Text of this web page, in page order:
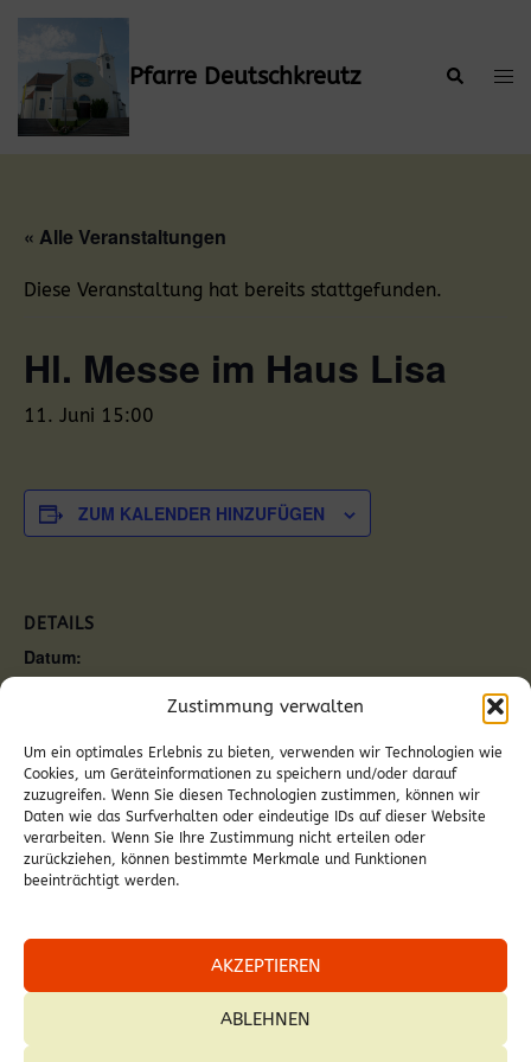
Zustimmung verwalten
Um ein optimales Erlebnis zu bieten, verwenden wir Technologien wie
Cookies, um Geräteinformationen zu speichern und/oder darauf
zuzugreifen. Wenn Sie diesen Technologien zustimmen, können wir
Daten wie das Surfverhalten oder eindeutige IDs auf dieser Website
verarbeiten. Wenn Sie Ihre Zustimmung nicht erteilen oder
zurückziehen, können bestimmte Merkmale und Funktionen
beeinträchtigt werden.
AKZEPTIEREN
ABLEHNEN
springen
Pfarre Deutschkreutz Suche
« Alle Veranstaltungen
Diese Veranstaltung hat bereits stattgefunden.
Hl. Messe im Haus Lisa
11. Juni 15:00
ZUM KALENDER HINZUFÜGEN
DETAILS
Datum:
11. Juni
15:00
Veranstaltungskategorie:
Gottesdienst
Fatimafeier in Unterfrauenhaid Hl. Messe in Neckenmarkt